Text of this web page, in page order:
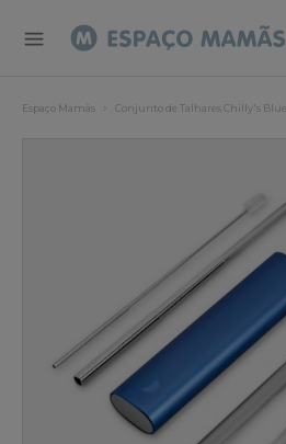
Espaço Mamãs Conjunto de Talhares Chilly's Blue